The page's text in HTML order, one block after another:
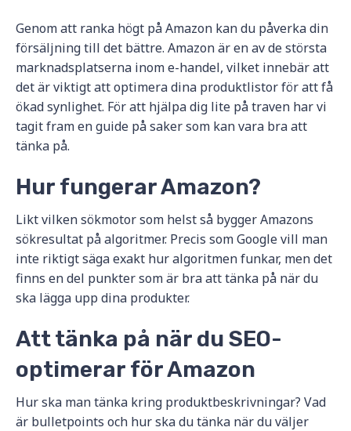
Genom att ranka högt på Amazon kan du påverka din
försäljning till det bättre. Amazon är en av de största
marknadsplatserna inom e-handel, vilket innebär att
det är viktigt att optimera dina produktlistor för att få
ökad synlighet. För att hjälpa dig lite på traven har vi
tagit fram en guide på saker som kan vara bra att
tänka på.
Hur fungerar Amazon?
Likt vilken sökmotor som helst så bygger Amazons
sökresultat på algoritmer. Precis som Google vill man
inte riktigt säga exakt hur algoritmen funkar, men det
finns en del punkter som är bra att tänka på när du
ska lägga upp dina produkter.
Att tänka på när du SEO-
optimerar för Amazon
Hur ska man tänka kring produktbeskrivningar? Vad
är bulletpoints och hur ska du tänka när du väljer